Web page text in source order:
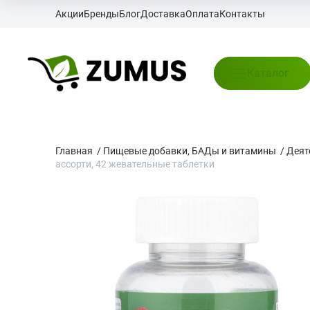
АкцииБрендыБлогДоставкаОплатаКонтакты
Каталог
Главная / Пищевые добавки, БАДы и витамины /
ассорти, 42 жевательные таблетки